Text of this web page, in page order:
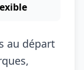
au départ